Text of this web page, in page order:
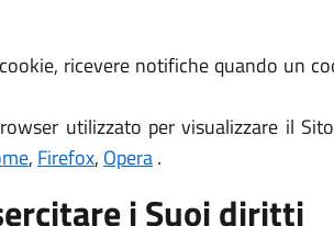
ricevere notifiche quando un
utilizzato per visualizzare il
, Firefox, Opera.
i Suoi diritti